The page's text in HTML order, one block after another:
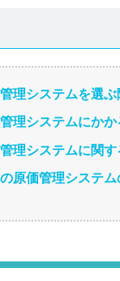
理システムを選ぶ
理システムにかか
理システムに関す
原価管理システ